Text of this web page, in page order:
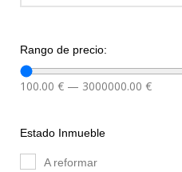
Rango de precio:
100.00 € — 3000000.00 €
Estado Inmueble
A reformar